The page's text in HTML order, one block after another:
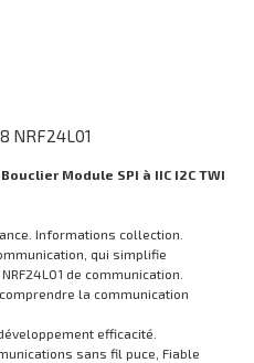
NRF24L01
Module SPI à IIC I2C TWI
Informations collection.
qui simplifie
de communication.
la communication
efficacité.
sans fil puce, Fiable